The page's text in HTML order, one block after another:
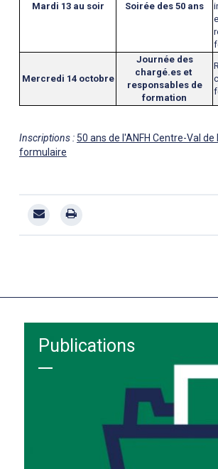
Mardi 13 au soir Soirée des 50 ans
Mercredi 14 octobre
Journée des
chargé.es et
responsables de
formation
Inscriptions : 50 ans de l'ANFH Centre-Val
formulaire
Publications